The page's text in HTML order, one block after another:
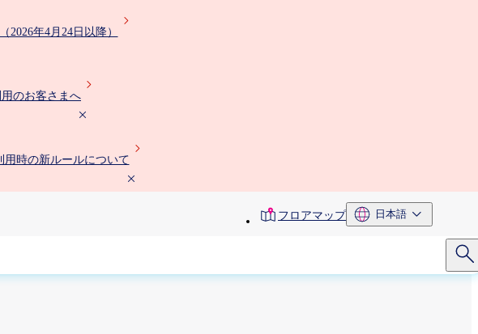
年4月24日以降）
のお客さまへ
用時の新ルールについて
toolbarフロアマップ 日本語